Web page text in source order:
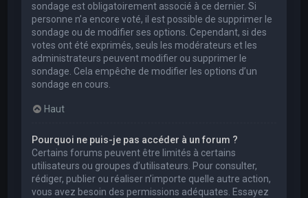
sondage est obligatoirement associé à ce dernier. Si
personne n’a encore voté, il est possible de supprimer le
sondage ou de modifier ses options. Cependant, si des
votes ont été exprimés, seuls les modérateurs et les
administrateurs peuvent modifier ou supprimer le
sondage. Cela empêche de modifier les options d’un
sondage en cours.
Haut
Pourquoi ne puis-je pas accéder à un forum ?
Certains forums peuvent être limités à certains
utilisateurs ou groupes d’utilisateurs. Pour consulter,
rédiger, publier ou réaliser n’importe quelle autre action,
vous avez besoin des permissions adéquates. Essayez